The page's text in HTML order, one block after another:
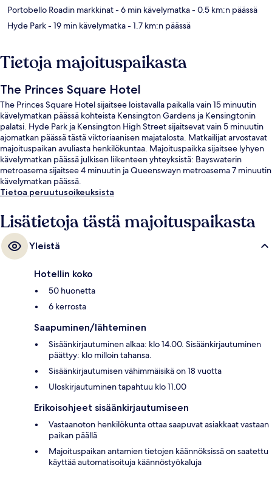
Portobello Roadin markkinat- 6 min kävelymatka- 0.5 km:n päässä
Hyde Park- 19 min kävelymatka- 1.7 km:n päässä
Tietoja majoituspaikasta
The Princes Square Hotel
The Princes Square Hotel sijaitsee loistavalla paikalla vain 15 minuutin
kävelymatkan päässä kohteista Kensington Gardens ja Kensingtonin
palatsi. Hyde Park ja Kensington High Street sijaitsevat vain 5 minuutin
ajomatkan päässä tästä viktoriaanisen majatalosta. Matkailijat arvostavat
majoituspaikan avuliasta henkilökuntaa. Majoituspaikka sijaitsee lyhyen
kävelymatkan päässä julkisen liikenteen yhteyksistä: Bayswaterin
metroasema sijaitsee 4 minuutin ja Queenswayn metroasema 7 minuutin
kävelymatkan päässä.
Tietoa peruutusoikeuksista
Lisätietoja tästä majoituspaikasta
Yleistä
Hotellin koko
50 huonetta
6 kerrosta
Saapuminen/lähteminen
Sisäänkirjautuminen alkaa: klo 14.00. Sisäänkirjautuminen
päättyy: klo milloin tahansa.
Sisäänkirjautumisen vähimmäisikä on 18 vuotta
Uloskirjautuminen tapahtuu klo 11.00
Erikoisohjeet sisäänkirjautumiseen
Vastaanoton henkilökunta ottaa saapuvat asiakkaat vastaan
paikan päällä
Majoituspaikan antamien tietojen käännöksissä on saatettu
käyttää automatisoituja käännöstyökaluja